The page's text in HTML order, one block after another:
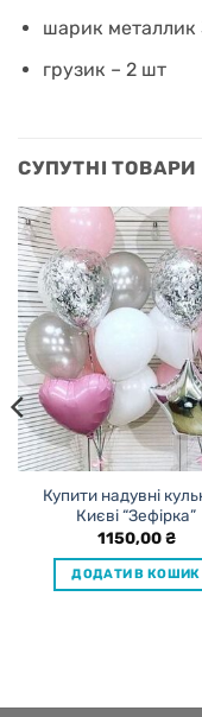
шарик
грузик – 2 шт
СУПУТНІ ТОВАРИ
Купити надувні
Києві “Зефірка”
1150,00₴
ДОДАТИ В КОШИК